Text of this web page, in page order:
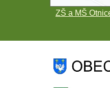
ZŠ a MŠ